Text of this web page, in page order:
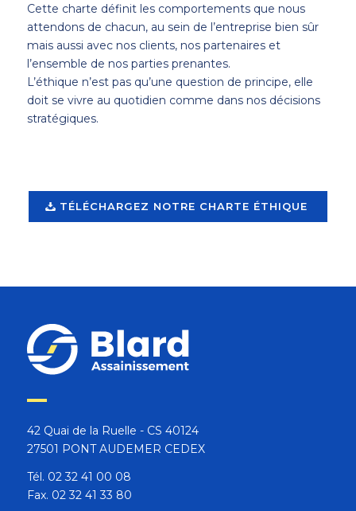
Cette charte définit les comportements que nous
attendons de chacun, au sein de l’entreprise bien sûr
mais aussi avec nos clients, nos partenaires et
l’ensemble de nos parties prenantes.
L’éthique n’est pas qu’une question de principe, elle
doit se vivre au quotidien comme dans nos décisions
stratégiques.
TÉLÉCHARGEZ NOTRE CHARTE ÉTHIQUE
42 Quai de la Ruelle - CS 40124
27501 PONT AUDEMER CEDEX
Tél. 02 32 41 00 08
Fax. 02 32 41 33 80